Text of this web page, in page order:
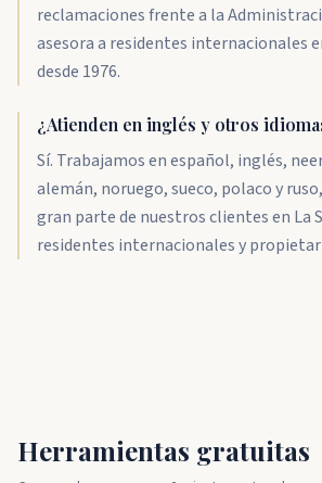
reclamaciones frente a la
asesora a residentes internacionales
desde 1976.
¿Atienden en inglés y otros
Sí. Trabajamos en español, inglés,
alemán, noruego, sueco, polaco y
gran parte de nuestros clientes en La
residentes internacionales y
Herramientas gratuitas